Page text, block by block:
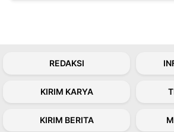
REDAKSI
KIRIM KARYA
KIRIM BERITA